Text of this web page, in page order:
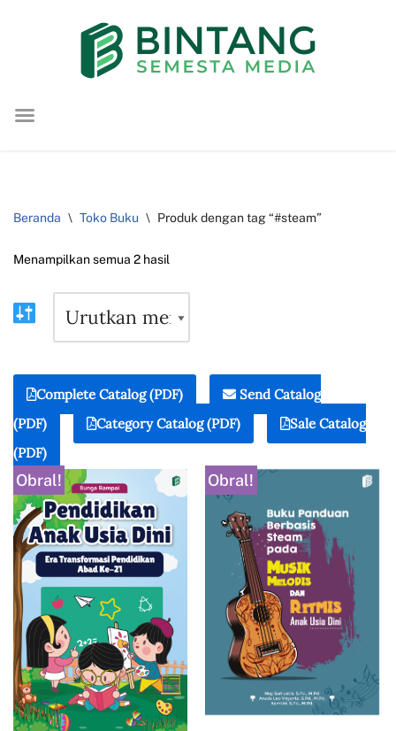
konten
Beranda \ Toko Buku \ Produk dengan tag “#steam”
Menampilkan semua 2 hasil
Complete Catalog (PDF)
Send Catalog
(PDF)
Category Catalog (PDF)
Sale Catalog
(PDF)
Obral! Obral!